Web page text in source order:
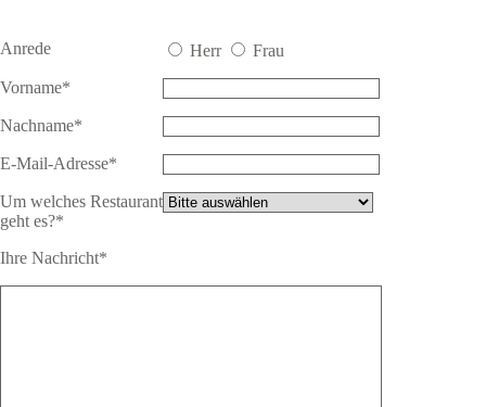
Anrede Herr
Frau
Vorname*
Nachname*
E-Mail-Adresse*
Um welches Restaurant
geht es?*
Ihre Nachricht*